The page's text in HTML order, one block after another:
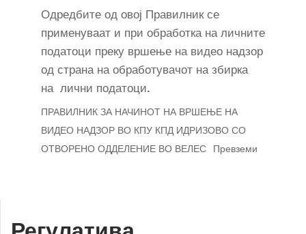
Одредбите од овој Правилник се
применуваат и при обработка на личните
податоци преку вршење на видео надзор
од страна на обработувачот на збирка
на лични податоци.
ПРАВИЛНИК ЗА НАЧИНОТ НА ВРШЕЊЕ НА
ВИДЕО НАДЗОР ВО КПУ КПД ИДРИЗОВО СО
ОТВОРЕНО ОДДЕЛЕНИЕ ВО ВЕЛЕС
Превземи